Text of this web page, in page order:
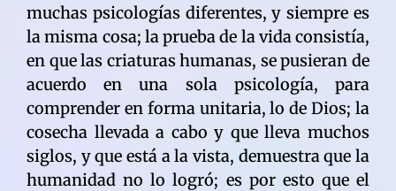
muchas psicologías diferentes, y siempre es
la misma cosa; la prueba de la vida consistía,
en que las criaturas humanas, se pusieran de
acuerdo en una sola psicología, para
comprender en forma unitaria, lo de Dios; la
cosecha llevada a cabo y que lleva muchos
siglos, y que está a la vista, demuestra que la
humanidad no lo logró; es por esto que el